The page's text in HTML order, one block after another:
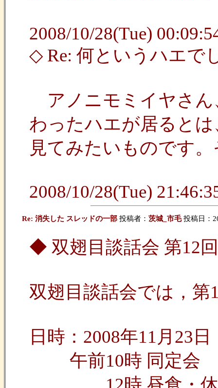
2008/10/28(Tue)
◇ Re: 何というハエで
アノニモミイヤさん
わったハエが居ると
見てみたいものです
2008/10/28(Tue)
Re: 消失した スレッドの一部 投稿者： 茨城_市毛投稿日：
◆ 双翅目談話会 第12
双翅目談話会では，
日時：2008年11月23
午前10時 同定会